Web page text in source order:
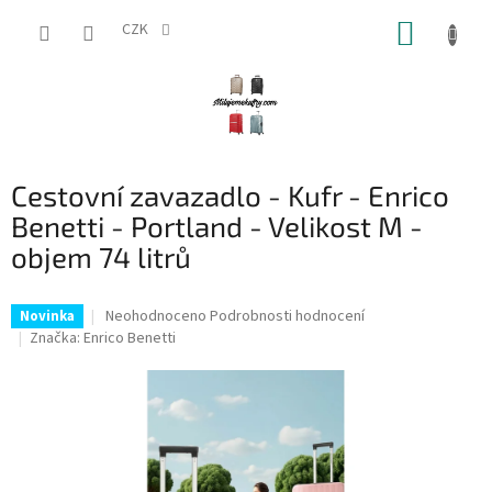
CZK
Cestovní zavazadlo - Kufr - Enrico
Benetti - Portland - Velikost M -
objem 74 litrů
Novinka
Průměrné
hodnocení
hvězdiček.
Neohodnoceno Podrobnosti hodnocení
Značka: Enrico Benetti